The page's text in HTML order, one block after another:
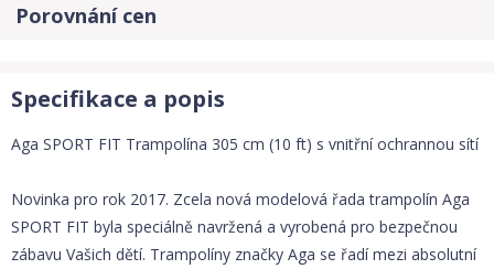
Porovnání cen
Specifikace a popis
Aga SPORT FIT Trampolína 305 cm (10 ft) s vnitřní ochrannou sítí
Novinka pro rok 2017. Zcela nová modelová řada trampolín Aga
SPORT FIT byla speciálně navržená a vyrobená pro bezpečnou
zábavu Vašich dětí. Trampolíny značky Aga se řadí mezi absolutní